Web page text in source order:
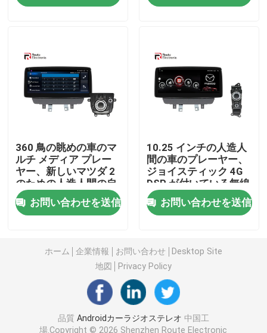
Androidカーラジオステレオ
マツダ車のステレオ
OEMのカー ラジオ
カープレイ AI箱
車のビデオ インターフェイス
車のダッシュ カムDVR
360 パノラマ車載カメラ
360 鳥の眺めの車のマ
ルチ メディア プレー
ヤー、新しいマツダ 2
のための人造人間の自
動ヘッド ユニット
お問い合わせを送信
10.25 インチの人造人
間の車のプレーヤー、
ジョイスティック 4G
DSP が付いている無線
人造人間の自動ヘッド
ユニット
お問い合わせを送信
ホーム 企業情報 お問い合わせ
Desktop Site
地図
Privacy Policy
品質 Androidカーラジオステレオ 中国工
場.Copyright © 2026 Shenzhen Route Electronic